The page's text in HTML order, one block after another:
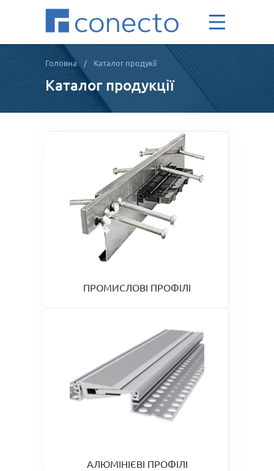
Головна / Каталог продукії
Каталог продукції
ПРОМИСЛОВІ ПРОФІЛІ
АЛЮМІНІЄВІ ПРОФІЛІ